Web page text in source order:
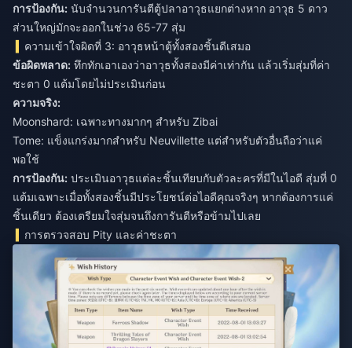
การป้องกัน: นับจำนวนการันตีตู้ปลาอาวุธแยกต่างหาก อาวุธ 5 ดาว
ส่วนใหญ่มักจะออกในช่วง 65-77 สุ่ม
ความเข้าใจผิดที่ 3: อาวุธหน้าตู้ทั้งสองชิ้นดีเสมอ
ข้อผิดพลาด: ทึกทักเอาเองว่าอาวุธทั้งสองมีค่าเท่ากัน แล้วเริ่มสุ่มที่ค่า
ชะตา 0 แต้มโดยไม่ประเมินก่อน
ความจริง:
Moonshard: เฉพาะทางมากๆ สำหรับ Zibai
Tome: แข็งแกร่งมากสำหรับ Neuvillette แต่สำหรับตัวอื่นถือว่าแค่
พอใช้
การป้องกัน: ประเมินอาวุธแต่ละชิ้นเทียบกับตัวละครที่มีในไอดี สุ่มที่ 0
แต้มเฉพาะเมื่อทั้งสองชิ้นมีประโยชน์ต่อไอดีคุณจริงๆ หากต้องการแค่
ชิ้นเดียว ต้องเตรียมใจสุ่มจนถึงการันตีหรือข้ามไปเลย
การตรวจสอบ Pity และค่าชะตา